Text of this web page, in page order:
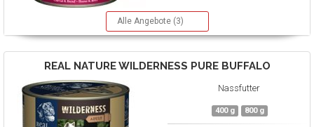
Alle Angebote (3)
REAL NATUREWILDERNESS PURE BUFFALO
Nassfutter
400 g 800 g